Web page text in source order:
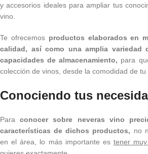
y accesorios ideales para ampliar tus
vino.
Te ofrecemos productos elaborados en
calidad, así como una amplia variedad
capacidades de almacenamiento, para
colección de vinos, desde la comodidad de tu
Conociendo tus
Paraconocer sobre neveras vino
características de dichos productos, no
en el área, lo más importante es tener